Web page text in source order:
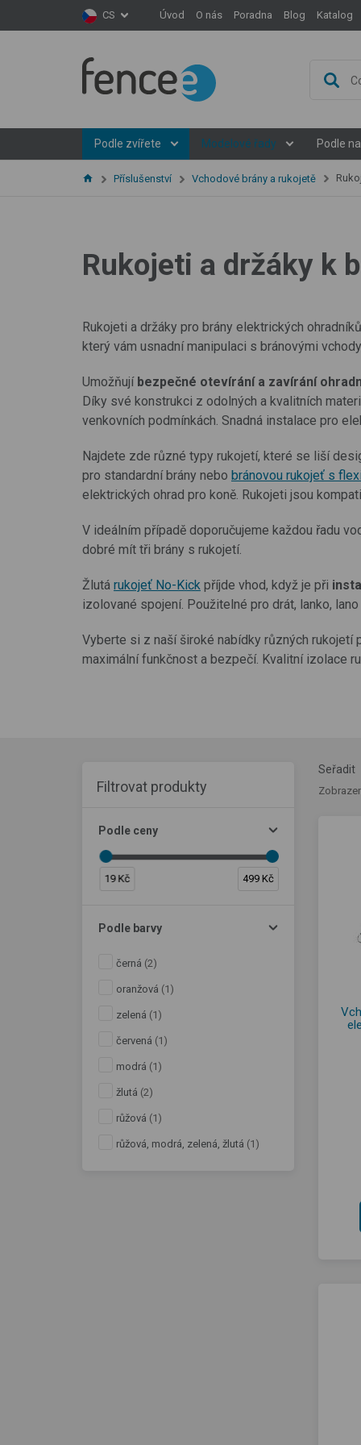
CS Úvod O nás Poradna Blog Katalog
Podle zvířete Modelové řady Podle
Příslušenství Vchodové brány a rukojetě
Rukojeti a držáky k
Rukojeti a držáky pro brány elektrických
který vám usnadní manipulaci s bránovými
Umožňují bezpečné otevírání a zavírání
Díky své konstrukci z odolných a kvalitních
venkovních podmínkách. Snadná instalace pro
Najdete zde různé typy rukojetí, které se liší
pro standardní brány nebo bránovou rukojeť s
elektrických ohrad pro koně. Rukojeti jsou
V ideálním případě doporučujeme každou řadu
dobré mít tři brány s rukojetí.
Žlutá rukojeť No-Kick příjde vhod, když je při
izolované spojení. Použitelné pro drát, lanko, lano
Vyberte si z naší široké nabídky různých
maximální funkčnost a bezpečí. Kvalitní izolace
Filtrovat produkty
Podle ceny
19 Kč 499 Kč
Podle barvy
černá (2)
oranžová (1)
zelená (1)
červená (1)
modrá (1)
žlutá (2)
růžová (1)
růžová, modrá, zelená, žlutá (1)
Seřadit